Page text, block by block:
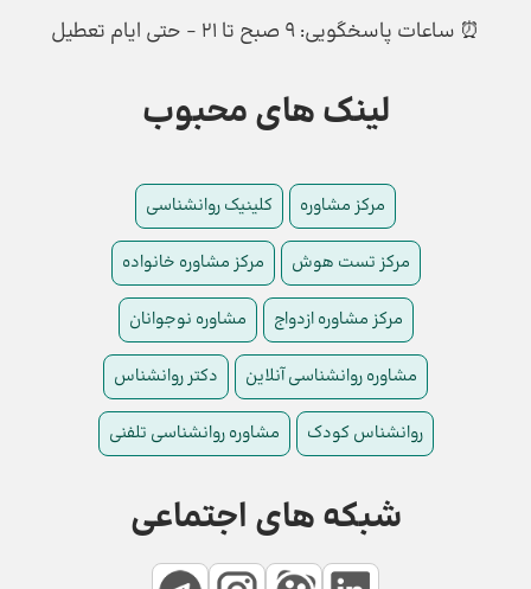
⏰ ساعات پاسخگویی: ۹ صبح تا ۲۱ - حتی ایام تعطیل
لینک های محبوب
مرکز مشاوره کلینیک روانشناسی
مرکز تست هوش مرکز مشاوره خانواده
مرکز مشاوره ازدواج مشاوره نوجوانان
مشاوره روانشناسی آنلاین دکتر روانشناس
روانشناس کودک مشاوره روانشناسی تلفنی
شبکه های اجتماعی